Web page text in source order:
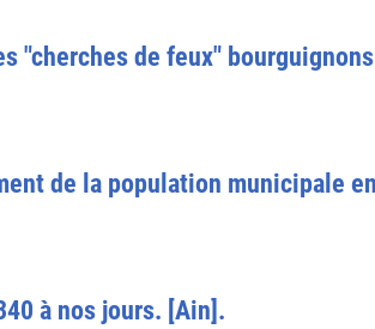
"cherches de feux"
de la population municipale
à nos jours. [Ain].